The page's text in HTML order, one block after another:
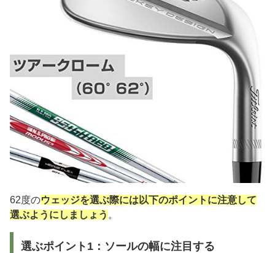
62度のウェッジを選ぶ際には以下のポイントに注意して
選ぶようにしましょう 。
選ぶポイント1：ソールの幅に注目する